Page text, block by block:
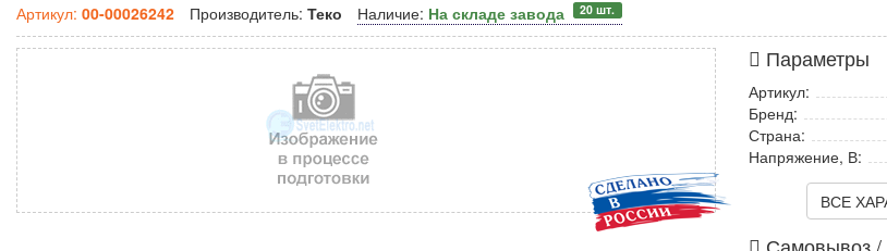
Артикул: 00-00026242 Производитель: Теко Наличие: На складе завода 20 шт.
Параметры
Артикул:
Бренд:
Страна:
Напряжение, В:
ВСЕ